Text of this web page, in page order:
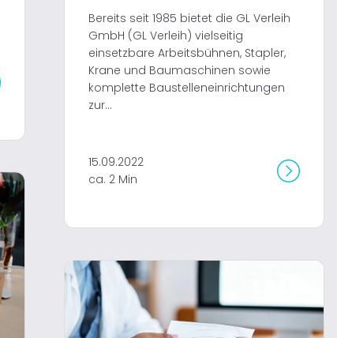
Bereits seit 1985 bietet die GL Verleih
GmbH (GL Verleih) vielseitig
einsetzbare Arbeitsbühnen, Stapler,
Krane und Baumaschinen sowie
komplette Baustelleneinrichtungen
zur...
15.09.2022
ca. 2 Min